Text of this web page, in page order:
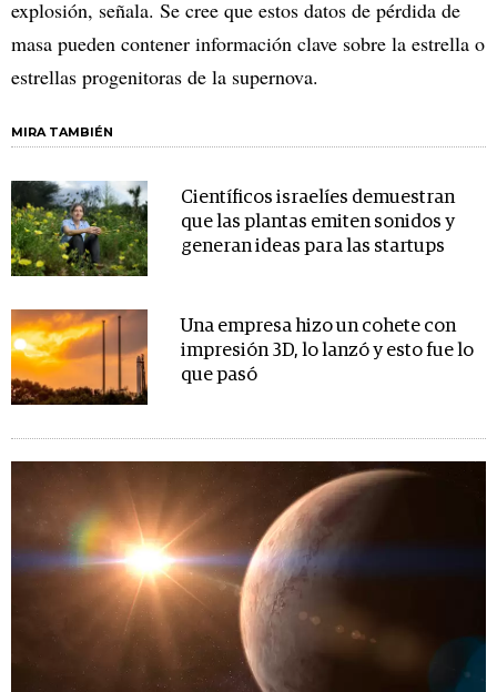
explosión, señala. Se cree que estos datos de pérdida de
masa pueden contener información clave sobre la estrella o
estrellas progenitoras de la supernova.
MIRA TAMBIÉN
Científicos israelíes demuestran
que las plantas emiten sonidos y
generan ideas para las startups
Una empresa hizo un cohete con
impresión 3D, lo lanzó y esto fue lo
que pasó